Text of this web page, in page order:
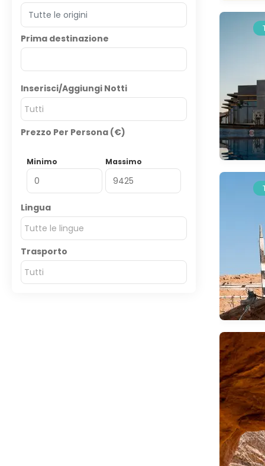
Prima destinazione
Inserisci/Aggiungi Notti
Tutti
Prezzo Per Persona (€)
Minimo Massimo
Lingua
Tutte le lingue
Trasporto
Tutti